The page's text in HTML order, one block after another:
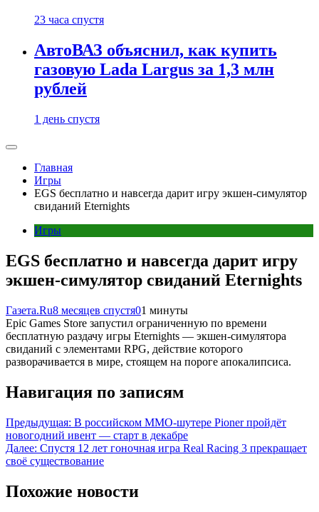
23 часа спустя
АвтоВАЗ объяснил, как купить
газовую Lada Largus за 1,3 млн
рублей
1 день спустя
Главная
Игры
EGS бесплатно и навсегда дарит игру экшен-симулятор
свиданий Eternights
Игры
EGS бесплатно и навсегда дарит игру
экшен-симулятор свиданий Eternights
Газета.Ru8 месяцев спустя01 минуты
Epic Games Store запустил ограниченную по времени
бесплатную раздачу игры Eternights — экшен-симулятора
свиданий с элементами RPG, действие которого
разворачивается в мире, стоящем на пороге апокалипсиса.
Навигация по записям
Предыдущая: В российском MMO-шутере Pioner пройдёт
новогодний ивент — старт в декабре
Далее: Спустя 12 лет гоночная игра Real Racing 3 прекращает
своё существование
Похожие новости